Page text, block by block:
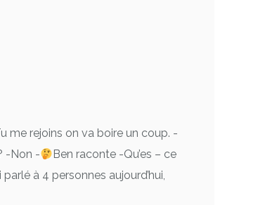
me rejoins on va boire un coup. -
-Non -
Ben raconte -Qu’es – ce
à 4 personnes aujourd’hui,